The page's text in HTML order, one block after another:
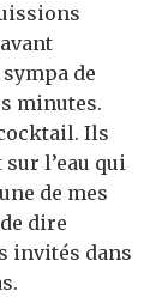
de
minutes.
Ils
l’eau qui
de mes
dire
invités dans